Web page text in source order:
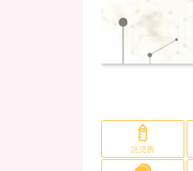
託児所